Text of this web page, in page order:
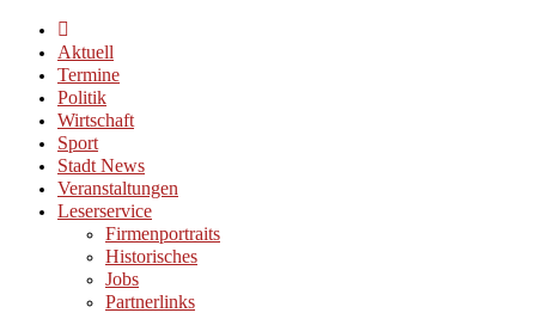
Aktuell
Termine
Politik
Wirtschaft
Sport
Stadt News
Veranstaltungen
Leserservice
Firmenportraits
Historisches
Jobs
Partnerlinks